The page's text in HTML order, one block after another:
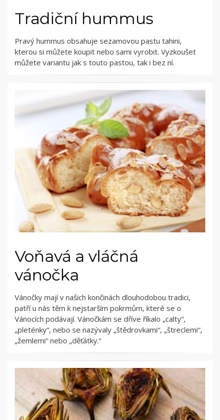
Tradiční hummus
Pravý hummus obsahuje sezamovou pastu tahini,
kterou si můžete koupit nebo sami vyrobit. Vyzkoušet
můžete variantu jak s touto pastou, tak i bez ní.
Voňavá a vláčná
vánočka
Vánočky mají v našich končinách dlouhodobou tradici,
patří u nás těm k nejstarším pokrmům, které se o
Vánocích podávají. Vánočkám se dříve říkalo „calty“,
„pleténky“, nebo se nazývaly „štědrovkami“, „štreclemi“,
„žemlemi“ nebo „děťátky.“